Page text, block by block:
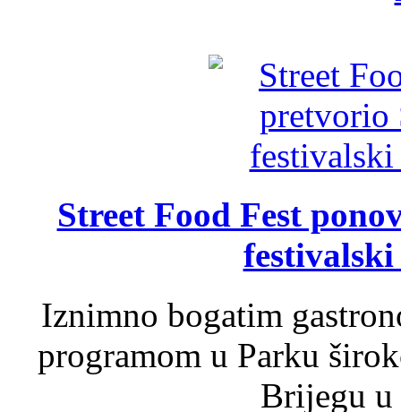
Street Food Fest
Iznimno bogatim
programom u Parku
Brijegu u